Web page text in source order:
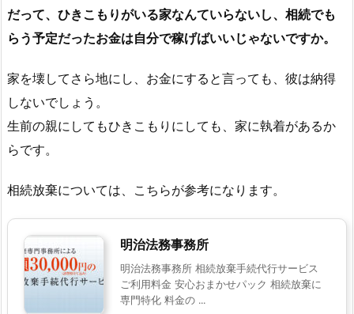
だって、ひきこもりがいる家なんていらないし、相続でも
らう予定だったお金は自分で稼げばいいじゃないですか。
家を壊してさら地にし、お金にすると言っても、彼は納得
しないでしょう。
生前の親にしてもひきこもりにしても、家に執着があるか
らです。
相続放棄については、こちらが参考になります。
明治法務事務所
明治法務事務所 相続放棄手続代行サービス
ご利用料金 安心おまかせパック 相続放棄に
専門特化 料金の ...